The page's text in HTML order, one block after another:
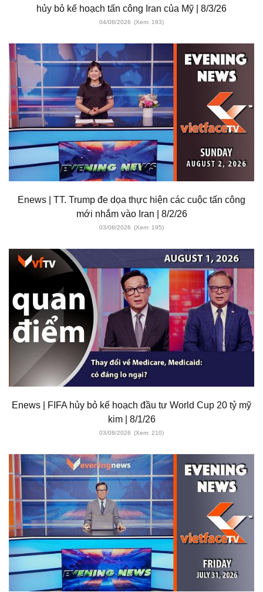
hủy bỏ kế hoạch tấn công Iran của Mỹ | 8/3/26
04/08/2026 (Xem: 193)
Enews | TT. Trump đe dọa thực hiện các cuộc tấn công
mới nhắm vào Iran | 8/2/26
03/08/2026 (Xem: 195)
Enews | FIFA hủy bỏ kế hoạch đầu tư World Cup 20 tỷ mỹ
kim | 8/1/26
03/08/2026 (Xem: 210)